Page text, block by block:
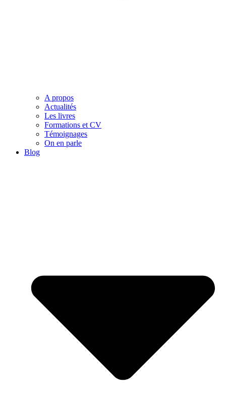
A propos
Actualités
Les livres
Formations et CV
Témoignages
On en parle
Blog